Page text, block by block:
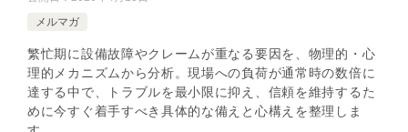
メルマガ
繁忙期に設備故障やクレームが重なる要因を、物理的・心
理的メカニズムから分析。現場への負荷が通常時の数倍に
達する中で、トラブルを最小限に抑え、信頼を維持するた
めに今すぐ着手すべき具体的な備えと心構えを整理しま